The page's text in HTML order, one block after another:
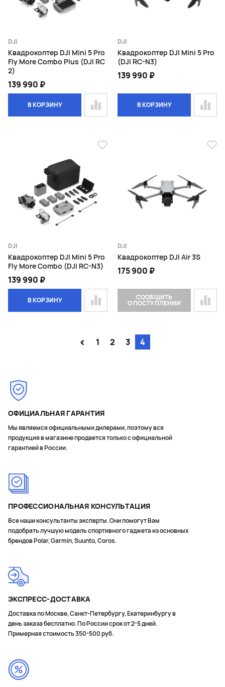
DJI
Квадрокоптер DJI Mini 5 Pro
Fly More Combo Plus (DJI RC
2)
139 990 ₽
В КОРЗИНУ
DJI
Квадрокоптер DJI Mini 5 Pro
(DJI RC-N3)
139 990 ₽
В КОРЗИНУ
DJI
Квадрокоптер DJI Mini 5 Pro
Fly More Combo (DJI RC-N3)
139 990 ₽
В КОРЗИНУ
DJI
Квадрокоптер DJI Air 3S
175 900 ₽
СООБЩИТЬ
О ПОСТУПЛЕНИИ
< 1 2 3 4
ОФИЦИАЛЬНАЯ ГАРАНТИЯ
Мы являемся официальными дилерами, поэтому вся
продукция в магазине продается только с официальной
гарантией в России.
ПРОФЕССИОНАЛЬНАЯ КОНСУЛЬТАЦИЯ
Все наши консультанты эксперты. Они помогут Вам
подобрать лучшую модель спортивного гаджета из основных
брендов Polar, Garmin, Suunto, Coros.
ЭКСПРЕСС-ДОСТАВКА
Доставка по Москве, Санкт-Петербургу, Екатеринбургу в
день заказа бесплатно. По России срок от 2-5 дней.
Примерная стоимость 350-500 руб.